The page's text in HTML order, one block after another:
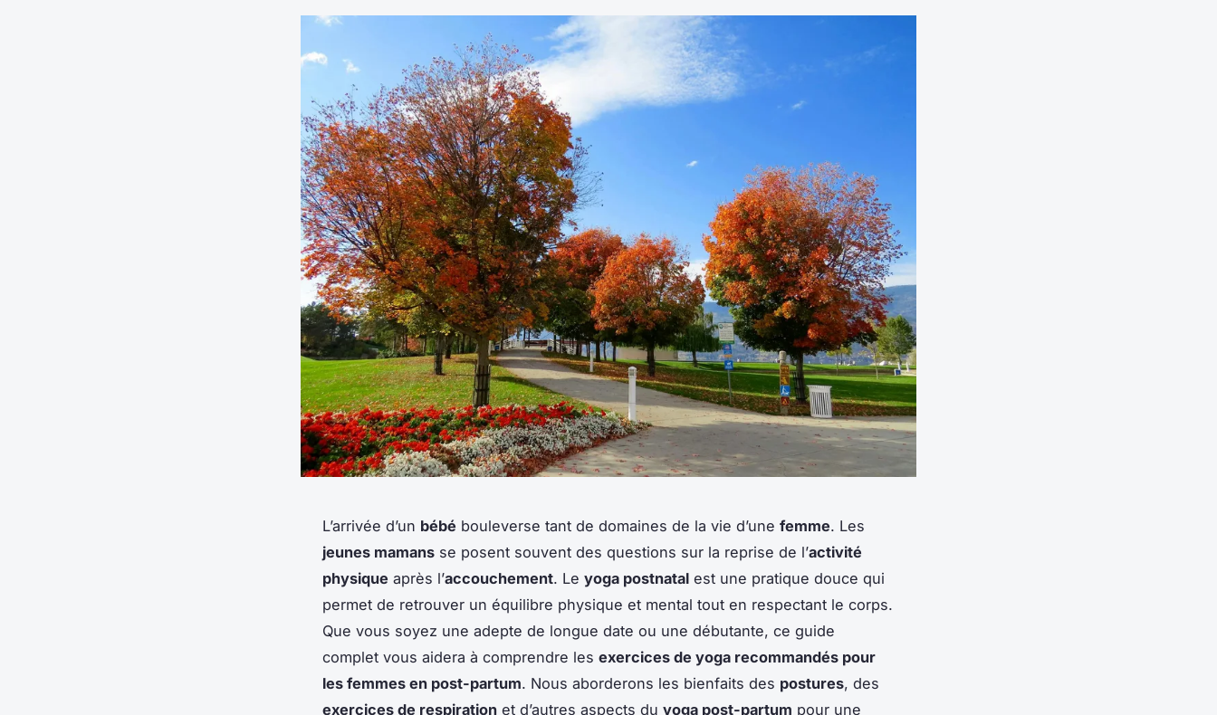
L’arrivée d’un bébé bouleverse tant de domaines de la vie d’une femme. Les
jeunes mamans se posent souvent des questions sur la reprise de l’activité
physique après l’accouchement. Le yoga postnatal est une pratique douce qui
permet de retrouver un équilibre physique et mental tout en respectant le corps.
Que vous soyez une adepte de longue date ou une débutante, ce guide
complet vous aidera à comprendre les exercices de yoga recommandés pour
les femmes en post-partum. Nous aborderons les bienfaits des postures, des
exercices de respiration et d’autres aspects du yoga post-partum pour une